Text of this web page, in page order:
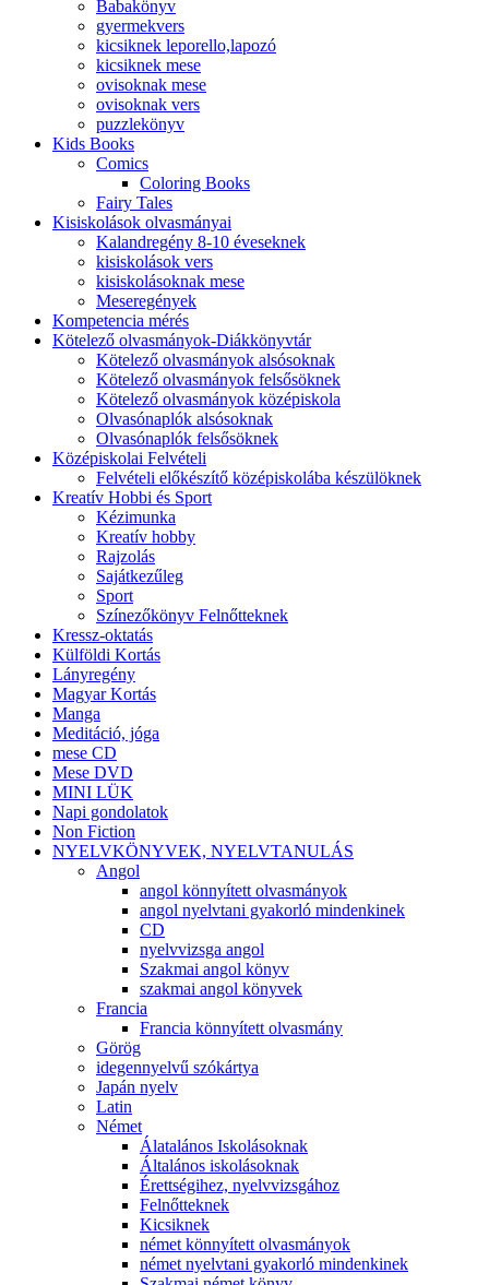
Babakönyv
gyermekvers
kicsiknek leporello,lapozó
kicsiknek mese
ovisoknak mese
ovisoknak vers
puzzlekönyv
Kids Books
Comics
Coloring Books
Fairy Tales
Kisiskolások olvasmányai
Kalandregény 8-10 éveseknek
kisiskolások vers
kisiskolásoknak mese
Meseregények
Kompetencia mérés
Kötelező olvasmányok-Diákkönyvtár
Kötelező olvasmányok alsósoknak
Kötelező olvasmányok felsősöknek
Kötelező olvasmányok középiskola
Olvasónaplók alsósoknak
Olvasónaplók felsősöknek
Középiskolai Felvételi
Felvételi előkészítő középiskolába készülöknek
Kreatív Hobbi és Sport
Kézimunka
Kreatív hobby
Rajzolás
Sajátkezűleg
Sport
Színezőkönyv Felnőtteknek
Kressz-oktatás
Külföldi Kortás
Lányregény
Magyar Kortás
Manga
Meditáció, jóga
mese CD
Mese DVD
MINI LÜK
Napi gondolatok
Non Fiction
NYELVKÖNYVEK, NYELVTANULÁS
Angol
angol könnyített olvasmányok
angol nyelvtani gyakorló mindenkinek
CD
nyelvvizsga angol
Szakmai angol könyv
szakmai angol könyvek
Francia
Francia könnyített olvasmány
Görög
idegennyelvű szókártya
Japán nyelv
Latin
Német
Álatalános Iskolásoknak
Általános iskolásoknak
Érettségihez, nyelvvizsgához
Felnőtteknek
Kicsiknek
német könnyített olvasmányok
német nyelvtani gyakorló mindenkinek